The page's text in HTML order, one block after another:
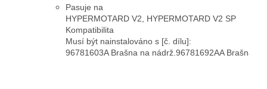
Pasuje na
HYPERMOTARD V2, HYPERMOTARD V2 SP
Kompatibilita
Musí být nainstalováno s [č. dílu]:
96781603A Brašna na nádrž.96781692AA Brašna